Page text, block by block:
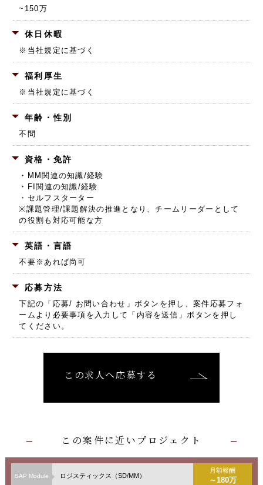
~150万
休日休暇
※当社規定に基づく
福利厚生
※当社規定に基づく
年齢・性別
不問
資格・免許
・MM関連の知識/経験
・FI関連の知識/経験
・セルフスターター
※課題管理/課題解決の推進となり、チームリーダーとして
の役割も対応可能な方
英語・言語
不要※あれば尚可
応募方法
下記の「応募/ お問い合わせ」ボタンを押し、 案件応募フォ
ームより必要事項を入力して「内容を送信」ボタンを押し
てください。
この求人へ応募する
この案件に近いプロジェクト
SAP Module ロジスティックス（SD/MM）
月額報酬
～180万